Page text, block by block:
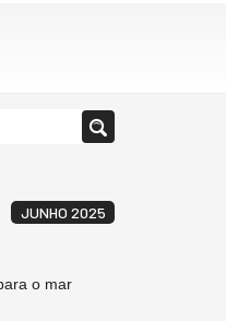
JUNHO 2025
o mar